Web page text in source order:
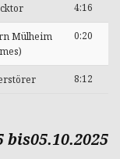
4:16
Mülheim
0:20
8:12
bis05.10.2025